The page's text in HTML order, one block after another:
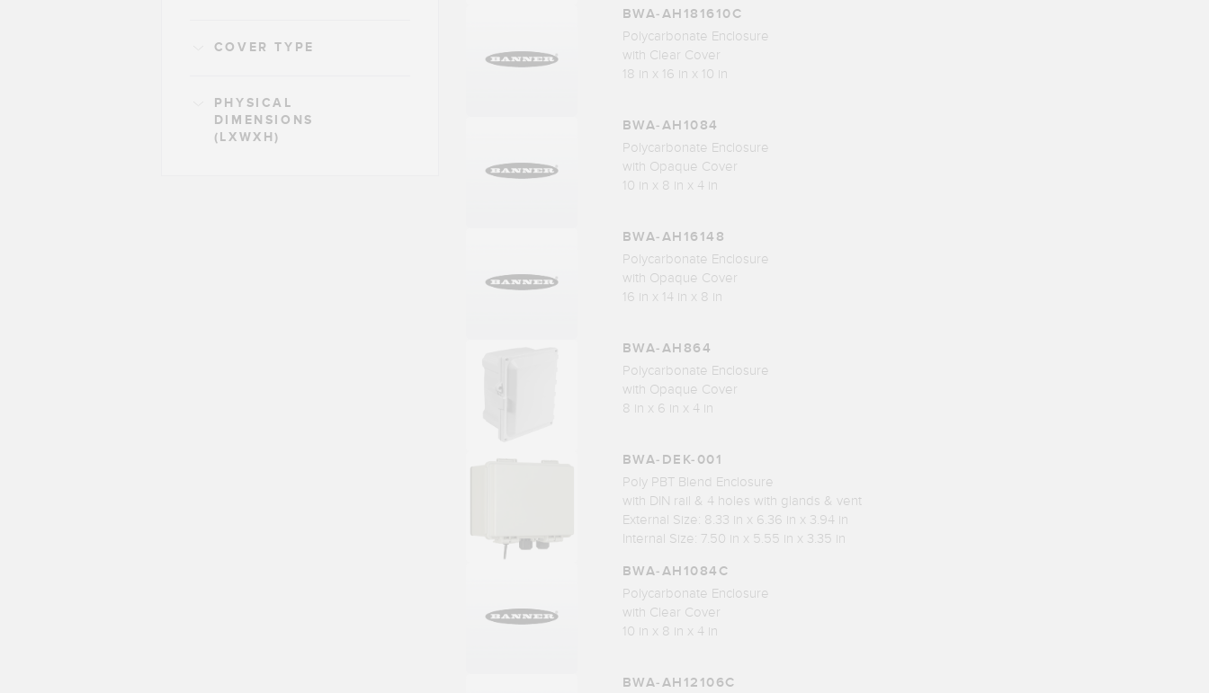
COVER TYPE
PHYSICAL
DIMENSIONS
(LXWXH)
BWA-AH181610C
Polycarbonate Enclosure
with Clear Cover
18 in x 16 in x 10 in
BWA-AH1084
Polycarbonate Enclosure
with Opaque Cover
10 in x 8 in x 4 in
BWA-AH16148
Polycarbonate Enclosure
with Opaque Cover
16 in x 14 in x 8 in
BWA-AH864
Polycarbonate Enclosure
with Opaque Cover
8 in x 6 in x 4 in
BWA-DEK-001
Poly PBT Blend Enclosure
with DIN rail & 4 holes with glands & vent
External Size: 8.33 in x 6.36 in x 3.94 in
Internal Size: 7.50 in x 5.55 in x 3.35 in
BWA-AH1084C
Polycarbonate Enclosure
with Clear Cover
10 in x 8 in x 4 in
BWA-AH12106C